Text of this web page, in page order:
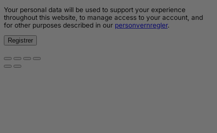
Your personal data will be used to support your experience
throughout this website, to manage access to your account, and
for other purposes described in our personvernregler.
Registrer